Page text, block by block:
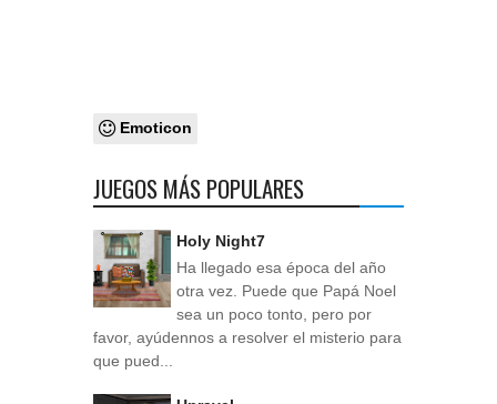
Emoticon
JUEGOS MÁS POPULARES
Holy Night7
Ha llegado esa época del año
otra vez. Puede que Papá Noel
sea un poco tonto, pero por
favor, ayúdennos a resolver el misterio para
que pued...